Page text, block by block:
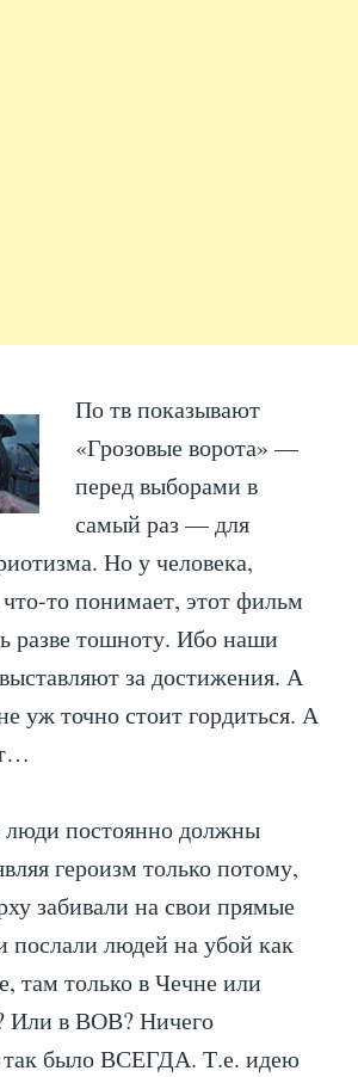
По тв показывают
«Грозовые ворота» —
перед выборами в
самый раз — для
Но у человека,
то понимает, этот фильм
разве тошноту. Ибо наши
за достижения. А
уж точно стоит гордиться. А
постоянно должны
героизм только потому,
забивали на свои прямые
послали людей на убой как
там только в Чечне или
Или в ВОВ? Ничего
было ВСЕГДА. Т.е. идею